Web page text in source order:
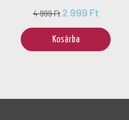
4 999 Ft 2 999 Ft
Kosárba